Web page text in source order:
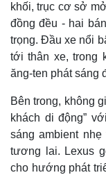
khối, trục cơ sở
đồng đều - hai
trọng. Đầu xe nổi
tới thân xe, trong
ăng-ten phát sáng
Bên trong, không
khách di động”
sáng ambient
tương lai. Lexus
cho hướng phát